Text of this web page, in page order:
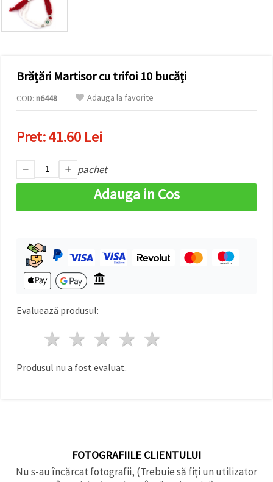
conținut și
reclame
noștri de
marketing.
Puteți fi de
utilizați
toate
urile făcând
clic pe
"acceptati
indicați
un tip de
cookie -uri
făcând clic
pe butonul
Setări
Brățări Martisor cu trifoi 10 bucăți
COD: n6448 Adauga la favorite
Pret:41.60 Lei
pachet
Adauga in Cos
Evaluează produsul:
4 stele
3 stele
2 stele
1 stea
Produsul nu a fost evaluat.
FOTOGRAFIILE CLIENTULUI
Nu s-au încărcat fotografii, (Trebuie să fiți un utilizator